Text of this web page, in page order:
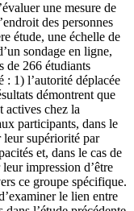
une mesure de
des personnes
étude, une échelle de
sondage en ligne,
de 266 étudiants
: 1) l’autorité déplacée
démontrent que
actives chez la
participants, dans le
leur supériorité par
et, dans le cas de
impression d’être
ce groupe spécifique.
le lien entre